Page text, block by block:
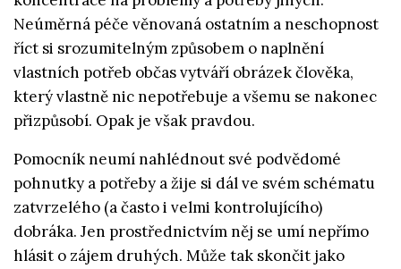
Neúměrná péče věnovaná ostatním a neschopnost
říct si srozumitelným způsobem o naplnění
vlastních potřeb občas vytváří obrázek člověka,
který vlastně nic nepotřebuje a všemu se nakonec
přizpůsobí. Opak je však pravdou.
Pomocník neumí nahlédnout své podvědomé
pohnutky a potřeby a žije si dál ve svém schématu
zatvrzelého (a často i velmi kontrolujícího)
dobráka. Jen prostřednictvím něj se umí nepřímo
hlásit o zájem druhých. Může tak skončit jako